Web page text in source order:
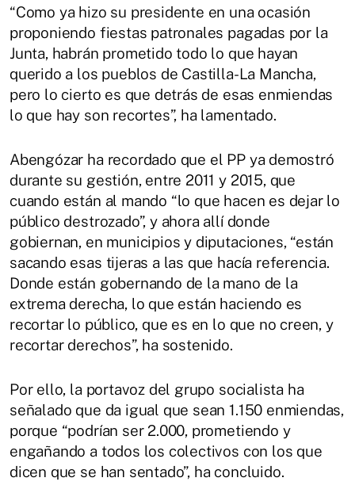
“Como ya hizo su presidente en una ocasión
proponiendo fiestas patronales pagadas por la
Junta, habrán prometido todo lo que hayan
querido a los pueblos de Castilla-La Mancha,
pero lo cierto es que detrás de esas enmiendas
lo que hay son recortes”, ha lamentado.
Abengózar ha recordado que el PP ya demostró
durante su gestión, entre 2011 y 2015, que
cuando están al mando “lo que hacen es dejar lo
público destrozado”, y ahora allí donde
gobiernan, en municipios y diputaciones, “están
sacando esas tijeras a las que hacía referencia.
Donde están gobernando de la mano de la
extrema derecha, lo que están haciendo es
recortar lo público, que es en lo que no creen, y
recortar derechos”, ha sostenido.
Por ello, la portavoz del grupo socialista ha
señalado que da igual que sean 1.150 enmiendas,
porque “podrían ser 2.000, prometiendo y
engañando a todos los colectivos con los que
dicen que se han sentado”, ha concluido.